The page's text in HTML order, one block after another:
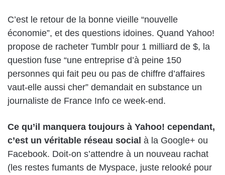
C’est le retour de la bonne vieille “nouvelle
économie”, et des questions idoines. Quand Yahoo!
propose de racheter Tumblr pour 1 milliard de $, la
question fuse “une entreprise d’à peine 150
personnes qui fait peu ou pas de chiffre d’affaires
vaut-elle aussi cher” demandait en substance un
journaliste de France Info ce week-end.
Ce qu’il manquera toujours à Yahoo! cependant,
c’est un véritable réseau social à la Google+ ou
Facebook. Doit-on s’attendre à un nouveau rachat
(les restes fumants de Myspace, juste relooké pour